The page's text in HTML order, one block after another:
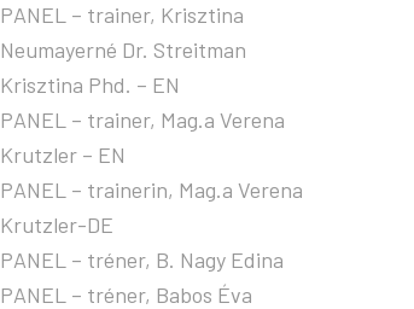
PANEL – trainer, Krisztina
Neumayerné Dr. Streitman
Krisztina Phd. – EN
PANEL – trainer, Mag.a Verena
Krutzler – EN
PANEL – trainerin, Mag.a Verena
Krutzler-DE
PANEL – tréner, B. Nagy Edina
PANEL – tréner, Babos Éva